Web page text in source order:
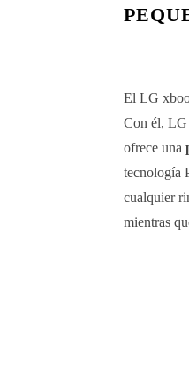
El LG
Con él, LG
ofrece una
tecnología
cualquier
mientras